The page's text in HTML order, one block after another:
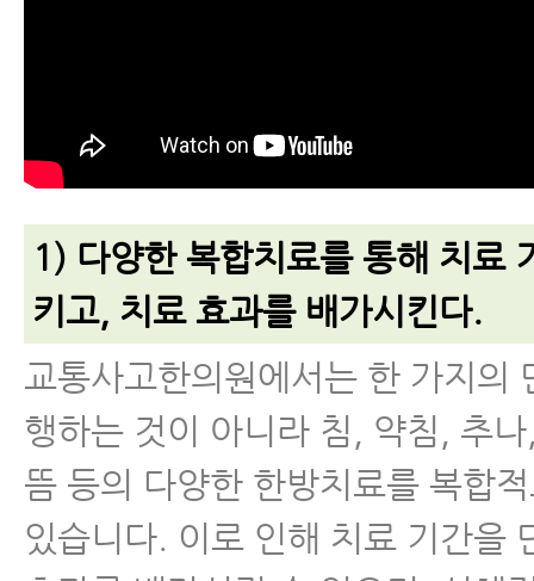
1) 다양한 복합치료를 통해 치료
키고, 치료 효과를 배가시킨다.
교통사고한의원에서는 한 가지의
행하는 것이 아니라 침, 약침, 추
뜸 등의 다양한 한방치료를 복합
있습니다. 이로 인해 치료 기간을